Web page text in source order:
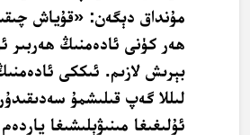
مۇنداق دېگەن: «قۇياش
ھەر كۈنى ئادەمنىڭ ھەربىر
بېرىش لازىم. ئىككى
لىللا گەپ قىلىشمۇ
ئۇلىغىغا مىنىۋېلىشىغا